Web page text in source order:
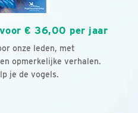
€ 36,00 per jaar
onze leden, met
opmerkelijke verhalen.
je de vogels.